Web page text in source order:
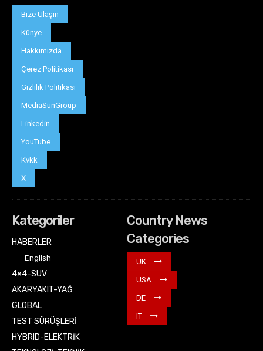
Bize Ulaşın
Künye
Hakkımızda
Çerez Politikası
Gizlilik Politikası
MediaSunGroup
Linkedin
YouTube
Kvkk
X
Kategoriler
HABERLER
English
4×4-SUV
AKARYAKIT-YAĞ
GLOBAL
TEST SÜRÜŞLERİ
HYBRID-ELEKTRİK
Country News
Categories
UK
USA
DE
IT